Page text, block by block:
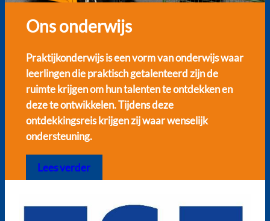
Ons onderwijs
Praktijkonderwijs is een vorm van onderwijs waar
leerlingen die praktisch getalenteerd zijn de
ruimte krijgen om hun talenten te ontdekken en
deze te ontwikkelen. Tijdens deze
ontdekkingsreis krijgen zij waar wenselijk
ondersteuning.
Lees verder